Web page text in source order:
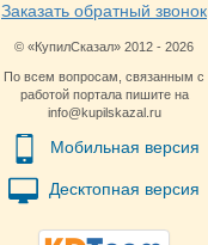
Заказать обратный звонок
© «КупилСказал» 2012 - 2026
По всем вопросам, связанным с
работой портала пишите на
info@kupilskazal.ru
Мобильная версия
Десктопная версия